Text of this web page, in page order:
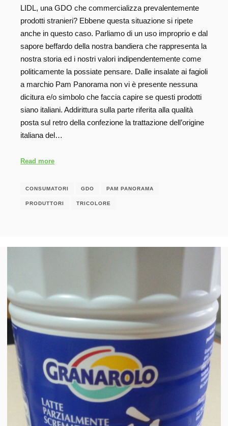
LIDL, una GDO che commercializza prevalentemente
prodotti stranieri? Ebbene questa situazione si ripete
anche in questo caso. Parliamo di un uso improprio e dal
sapore beffardo della nostra bandiera che rappresenta la
nostra storia ed i nostri valori indipendentemente come
politicamente la possiate pensare. Dalle insalate ai fagioli
a marchio Pam Panorama non vi è presente nessuna
dicitura e/o simbolo che faccia capire se questi prodotti
siano italiani. Addirittura sulla parte riferita alla qualità
posta sul retro della confezione la trattazione dell’origine
italiana del…
Read more
CONSUMATORI GDO PAM PANORAMA
PRODUTTORI TRICOLORE